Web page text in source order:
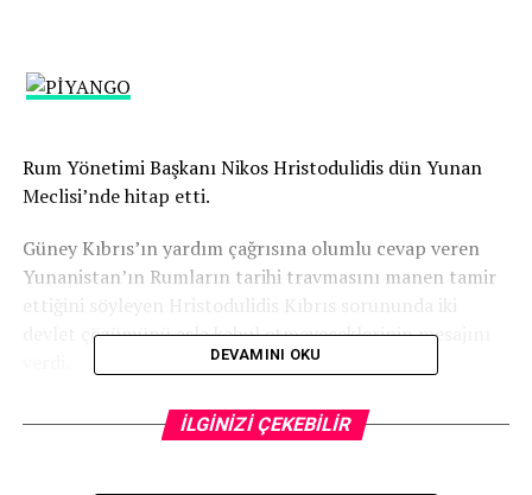
Rum Yönetimi Başkanı Nikos Hristodulidis dün Yunan
Meclisi’nde hitap etti.
Güney Kıbrıs’ın yardım çağrısına olumlu cevap veren
Yunanistan’ın Rumların tarihi travmasını manen tamir
ettiğini söyleyen Hristodulidis Kıbrıs sorununda iki
devlet çözümünü asla kabul etmeyeceklerinin mesajını
Fileleftheros’un haberine göre Yunanistan’ın, Ağrotur
üssüne yapılan İHA saldırısı üzerine yaptıkları yardım
DEVAMINI OKU
İLGİNİZİ ÇEKEBİLİR